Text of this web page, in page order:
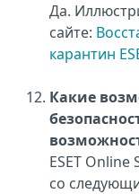
Да.
сайте:
карантин
Какие
ESET
со